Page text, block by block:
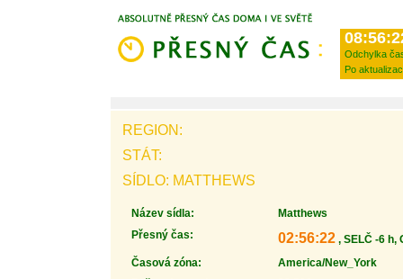
Odchylka
Po
REGION:
STÁT:
SÍDLO: MATTHEWS
Název sídla:
Matthews
Přesný čas:
02:56:22 , SELČ -6 h,
Časová zóna:
America/New_York